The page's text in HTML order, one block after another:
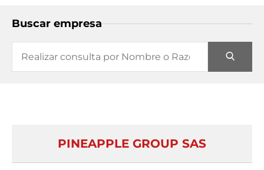
Buscar empresa
PINEAPPLE GROUP SAS